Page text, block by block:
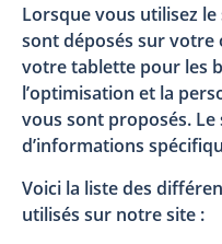
Lorsque vous utilisez
sont déposés sur
votre tablette pour les
l’optimisation et la
vous sont proposés.
d’informations
Voici la liste des
utilisés sur notre site :